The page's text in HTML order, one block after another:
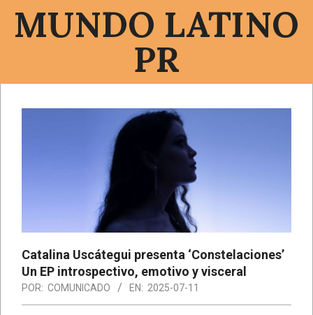
MUNDO LATINO
PR
Catalina Uscátegui presenta ‘Constelaciones’
Un EP introspectivo, emotivo y visceral
POR: COMUNICADO EN: 2025-07-11